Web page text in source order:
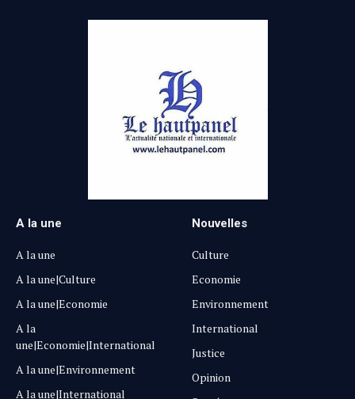
A la une
A la une
A la une|Culture
A la une|Economie
A la
une|Economie|International
A la une|Environnement
A la une|International
Nouvelles
Culture
Economie
Environnement
International
Justice
Opinion